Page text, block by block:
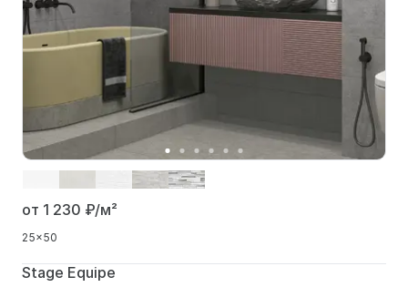
от 1 230 ₽/м²
25x50
Stage Equipe